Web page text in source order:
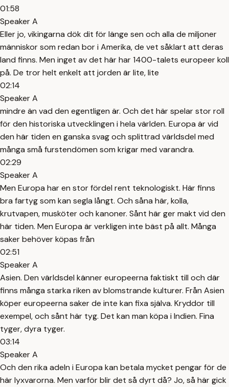
01:58
Speaker A
Eller jo, vikingarna dök dit för länge sen och alla de miljoner
människor som redan bor i Amerika, de vet såklart att deras
land finns. Men inget av det här har 1400-talets europeer koll
på. De tror helt enkelt att jorden är lite, lite
02:14
Speaker A
mindre än vad den egentligen är. Och det här spelar stor roll
för den historiska utvecklingen i hela världen. Europa är vid
den här tiden en ganska svag och splittrad världsdel med
många små furstendömen som krigar med varandra.
02:29
Speaker A
Men Europa har en stor fördel rent teknologiskt. Här finns
bra fartyg som kan segla långt. Och såna här, kolla,
krutvapen, musköter och kanoner. Sånt här ger makt vid den
här tiden. Men Europa är verkligen inte bäst på allt. Många
saker behöver köpas från
02:51
Speaker A
Asien. Den världsdel känner europeerna faktiskt till och där
finns många starka riken av blomstrande kulturer. Från Asien
köper europeerna saker de inte kan fixa själva. Kryddor till
exempel, och sånt här tyg. Det kan man köpa i Indien. Fina
tyger, dyra tyger.
03:14
Speaker A
Och den rika adeln i Europa kan betala mycket pengar för de
här lyxvarorna. Men varför blir det så dyrt då? Jo, så här gick